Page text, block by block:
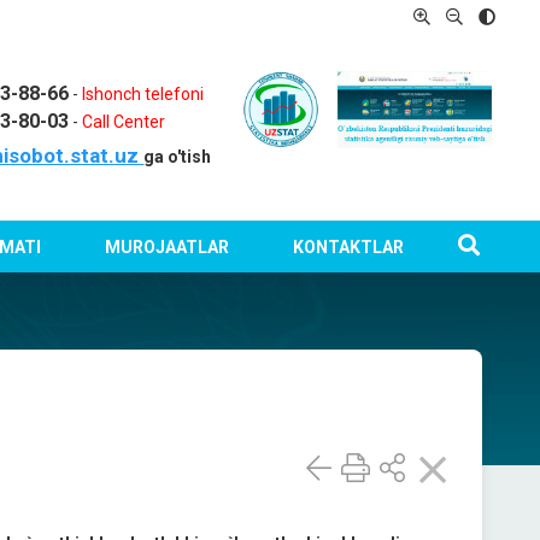
88-66 - Ishonch telefoni
80-03 -Call Center
ga o'tish
MUROJAATLAR KONTAKTLAR